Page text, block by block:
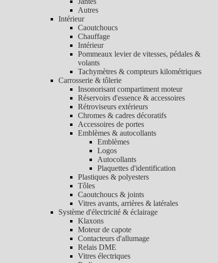
Autres
Intérieur
Caoutchoucs
Chauffage
Intérieur
Pommeaux levier de vitesses, pédales &
volants
Tachymètres & compteurs kilométriques
Carrosserie & tôlerie
Insonorisant compartiment moteur
Réservoirs d'essence & accessoires
Rétroviseurs extérieurs
Chromes & cadres décoratifs
Accessoires de portes
Emblèmes & autocollants
Emblèmes
Logos
Autocollants
Plaquettes d'identification
Plastiques & polyesters
Tôles
Caoutchoucs & joints
Vitres avants, arrières & latérales
Système d'électricité & éclairage
Klaxons
Moteur de capote
Contacteurs d'allumage
Relais DME
Vitres électriques